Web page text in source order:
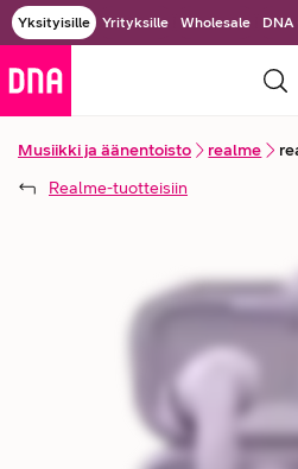
Yksityisille Yrityksille Wholesale DNA
Musiikki ja äänentoisto realme
Realme-tuotteisiin